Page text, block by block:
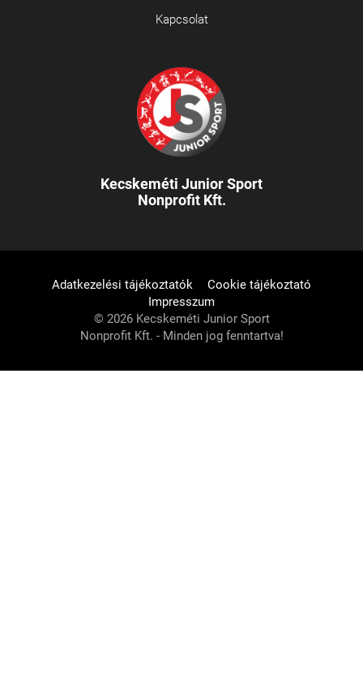
Kapcsolat
Kecskeméti Junior Sport
Nonprofit Kft.
Adatkezelési tájékoztatók
Cookie tájékoztató
Impresszum
© 2026 Kecskeméti Junior Sport
Nonprofit Kft. - Minden jog fenntartva!